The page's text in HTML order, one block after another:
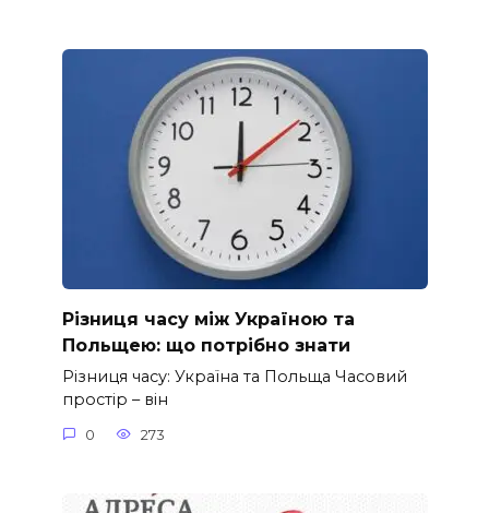
Різниця часу між Україною та
Польщею: що потрібно знати
Різниця часу: Україна та Польща Часовий
простір – він
0 273